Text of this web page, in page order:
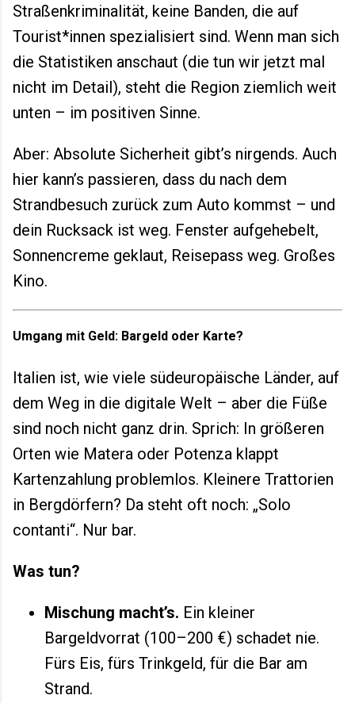
Straßenkriminalität, keine Banden, die auf
Tourist*innen spezialisiert sind. Wenn man sich
die Statistiken anschaut (die tun wir jetzt mal
nicht im Detail), steht die Region ziemlich weit
unten – im positiven Sinne.
Aber: Absolute Sicherheit gibt’s nirgends. Auch
hier kann’s passieren, dass du nach dem
Strandbesuch zurück zum Auto kommst – und
dein Rucksack ist weg. Fenster aufgehebelt,
Sonnencreme geklaut, Reisepass weg. Großes
Kino.
Umgang mit Geld: Bargeld oder Karte?
Italien ist, wie viele südeuropäische Länder, auf
dem Weg in die digitale Welt – aber die Füße
sind noch nicht ganz drin. Sprich: In größeren
Orten wie Matera oder Potenza klappt
Kartenzahlung problemlos. Kleinere Trattorien
in Bergdörfern? Da steht oft noch: „Solo
contanti“. Nur bar.
Was tun?
Mischung macht’s. Ein kleiner
Bargeldvorrat (100–200 €) schadet nie.
Fürs Eis, fürs Trinkgeld, für die Bar am
Strand.